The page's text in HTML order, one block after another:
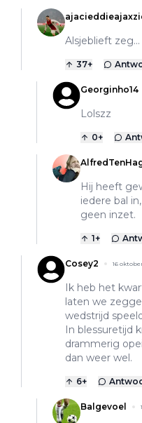
Alsjeblieft
37+
Georginho14
Lolszz
0+
Hij heeft
iedere bal
geen inzet.
1+
Cosey2 16
Ik heb het
laten we
wedstrijd
In blessuretijd
drammerig
dan weer wel.
6+
Balgevoel